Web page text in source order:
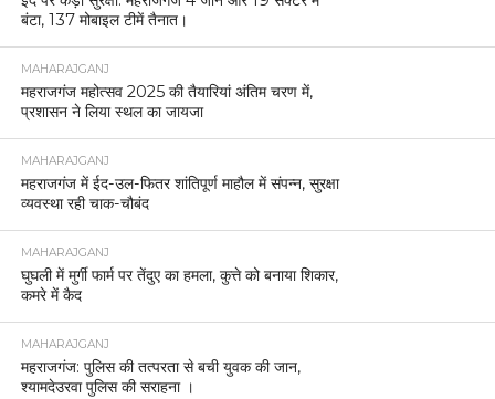
बंटा, 137 मोबाइल टीमें तैनात।
MAHARAJGANJ
महराजगंज महोत्सव 2025 की तैयारियां अंतिम चरण में,
प्रशासन ने लिया स्थल का जायजा
MAHARAJGANJ
महराजगंज में ईद-उल-फितर शांतिपूर्ण माहौल में संपन्न, सुरक्षा
व्यवस्था रही चाक-चौबंद
MAHARAJGANJ
घुघली में मुर्गी फार्म पर तेंदुए का हमला, कुत्ते को बनाया शिकार,
कमरे में कैद
MAHARAJGANJ
महराजगंज: पुलिस की तत्परता से बची युवक की जान,
श्यामदेउरवा पुलिस की सराहना ।